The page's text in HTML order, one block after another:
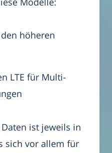
den höheren
LTE für Multi-
ist jeweils in
sich vor allem für